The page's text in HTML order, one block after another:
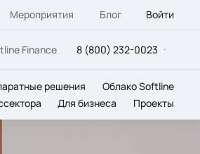
Мероприятия Блог Войти
Finance 8 (800) 232-0023
решения
Облако Softline
Для бизнеса Проекты